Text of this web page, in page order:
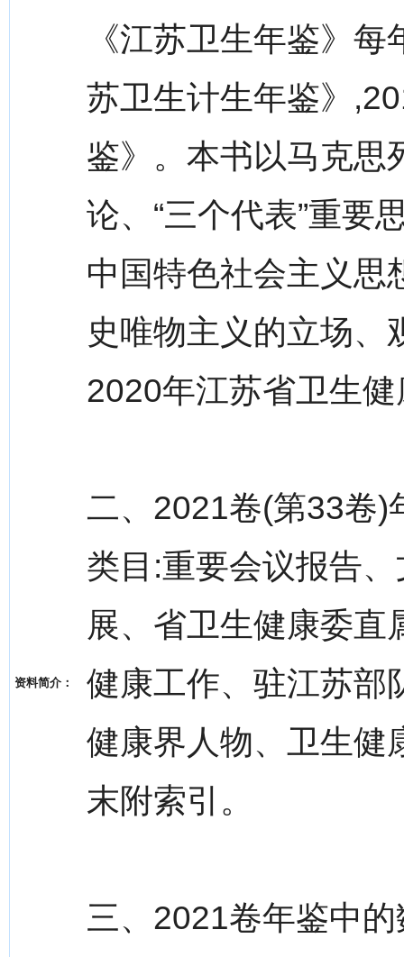
资料简介：
《江苏卫生年鉴》
苏卫生计生年鉴》
鉴》。本书以马克思
论、“三个代表”重要
中国特色社会主义思
史唯物主义的立场、
2020年江苏省卫生
二、2021卷(第33卷)
类目:重要会议报告
展、省卫生健康委直
健康工作、驻江苏部
健康界人物、卫生健
末附索引。
三、2021卷年鉴中